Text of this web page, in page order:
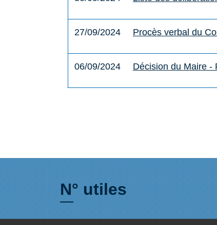
27/09/2024 Procès verbal du
06/09/2024 Décision du Maire -
N° utiles